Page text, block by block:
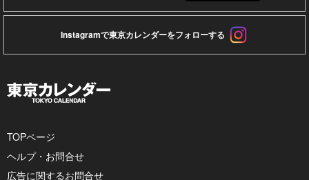
Instagramで東京カレンダーをフォローする
TOPページ
ヘルプ・お問合せ
広告に関するお問合せ